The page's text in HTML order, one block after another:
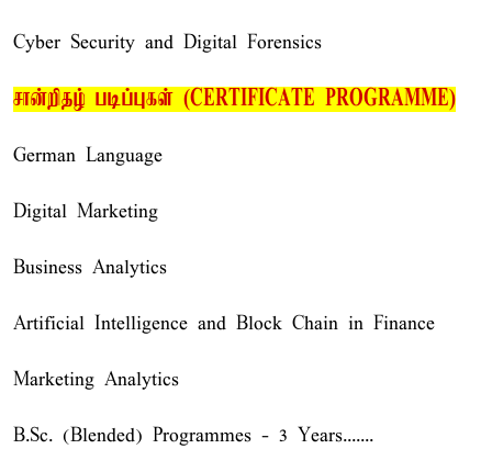
Cyber Security and Digital Forensics
சான்றிதழ் படிப்புகள் (CERTIFICATE PROGRAMME)
German Language
Digital Marketing
Business Analytics
Artificial Intelligence and Block Chain in Finance
Marketing Analytics
B.Sc. (Blended) Programmes - 3 Years.......